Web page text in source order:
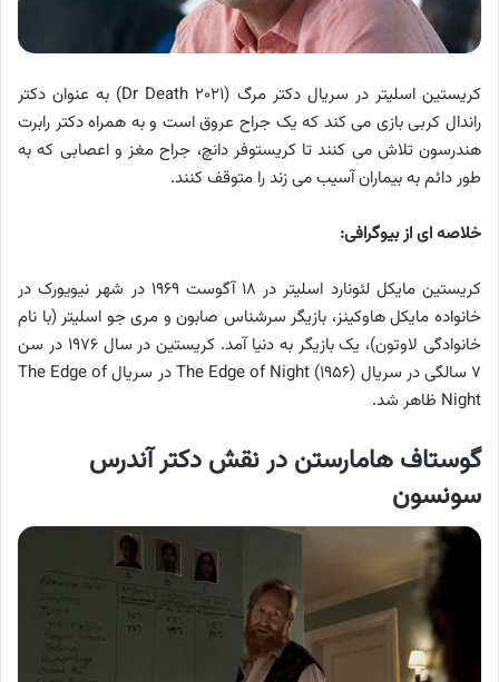
کریستین اسلیتر در سریال دکتر مرگ (Dr Death ۲۰۲۱) به عنوان دکتر
راندال کربی بازی می کند که یک جراح عروق است و به همراه دکتر رابرت
هندرسون تلاش می کنند تا کریستوفر دانچ، جراح مغز و اعصابی که به
طور دائم به بیماران آسیب می زند را متوقف کنند.
خلاصه ای از بیوگرافی:
کریستین مایکل لئونارد اسلیتر در ۱۸ آگوست ۱۹۶۹ در شهر نیویورک در
خانواده مایکل هاوکینز، بازیگر سرشناس صابون و مری جو اسلیتر (با نام
خانوادگی لاوتون)، یک بازیگر به دنیا آمد. کریستین در سال ۱۹۷۶ در سن
۷ سالگی در سریال The Edge of Night (۱۹۵۶) در سریال The Edge of
Night ظاهر شد.
گوستاف هامارستن در نقش دکتر آندرس
سونسون